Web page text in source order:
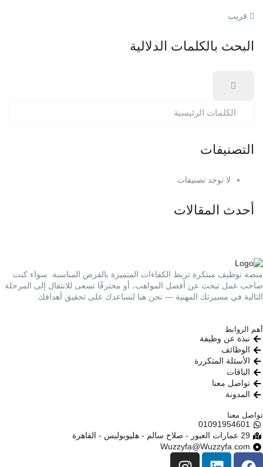
قريب
البحث بالكلمات الدلالية
التصنيفات
لا توجد تصنيفات
أحدث المقالات
منصة توظيف مبتكرة تربط الكفاءات المتميزة بالفرص المناسبة. سواء كنت
صاحب عمل تبحث عن أفضل المواهب، أو محترفًا تسعى للانتقال إلى المرحلة
التالية في مسيرتك المهنية — نحن هنا لنساعدك على تحقيق أهدافك.
أهم الروابط
نبذة عن وظيفة
الوظائف
الأسئلة المتكررة
الباقات
تواصل معنا
المدونة
تواصل معنا
01091954601​
29 عمارات العبور - صلاح سالم - هليوبوليس - القاهرة
Wuzzyfa@Wuzzyfa.com